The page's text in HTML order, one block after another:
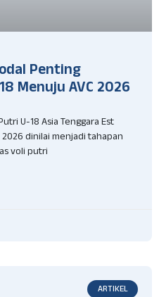
Penting
Menuju AVC 2026
U-18 Asia Tenggara Est
dinilai menjadi tahapan
voli putri
ARTIKEL